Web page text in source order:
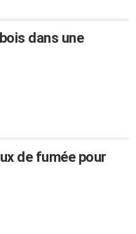
dans une
de fumée pour